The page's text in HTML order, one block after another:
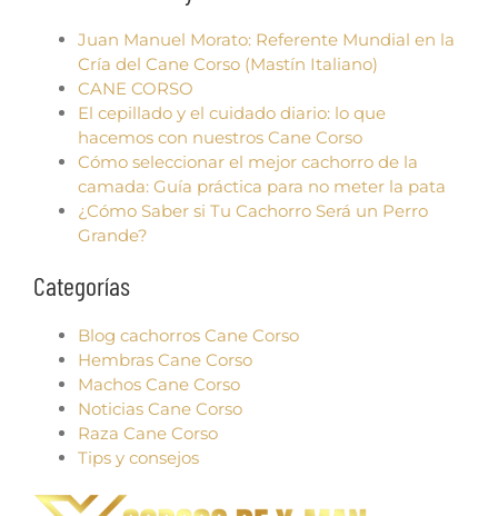
Juan Manuel Morato: Referente Mundial en la
Cría del Cane Corso (Mastín Italiano)
CANE CORSO
El cepillado y el cuidado diario: lo que
hacemos con nuestros Cane Corso
Cómo seleccionar el mejor cachorro de la
camada: Guía práctica para no meter la pata
¿Cómo Saber si Tu Cachorro Será un Perro
Grande?
Categorías
Blog cachorros Cane Corso
Hembras Cane Corso
Machos Cane Corso
Noticias Cane Corso
Raza Cane Corso
Tips y consejos